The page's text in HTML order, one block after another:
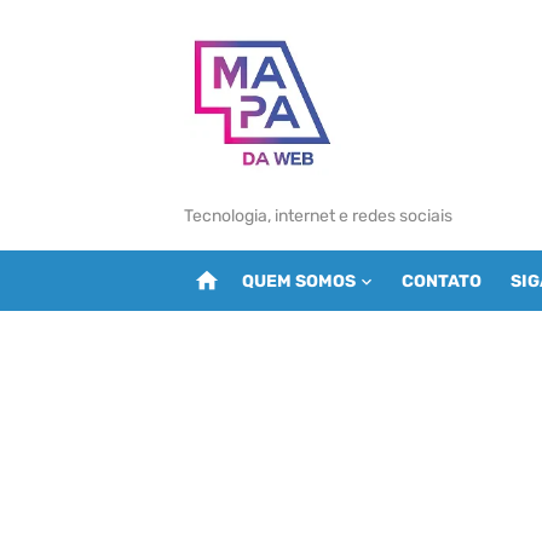
Tecnologia, internet e redes sociais
home QUEM SOMOS CONTATO